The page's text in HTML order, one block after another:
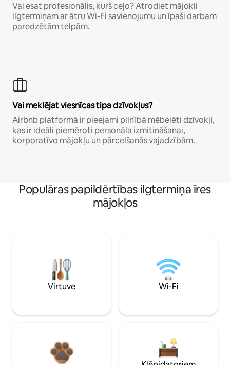
Vai esat profesionālis, kurš ceļo? Atrodiet mājokli
ilgtermiņam ar ātru Wi-Fi savienojumu un īpaši darbam
paredzētām telpām.
Vai meklējat viesnīcas tipa dzīvokļus?
Airbnb platformā ir pieejami pilnībā mēbelēti dzīvokļi,
kas ir ideāli piemēroti personāla izmitināšanai,
korporatīvo mājokļu un pārcelšanās vajadzībām.
Populāras papildērtības ilgtermiņa īres
mājokļos
Virtuve Wi-Fi